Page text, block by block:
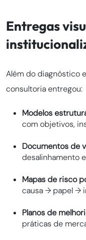
Entregas
Além do diagnóstico
consultoria entregou:
Modelos
com objetivos,
Documentos de
desalinhamento
Mapas de risco
causa → papel →
Planos de
práticas de